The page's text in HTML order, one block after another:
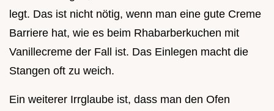
legt. Das ist nicht nötig, wenn man eine gute Creme
Barriere hat, wie es beim Rhabarberkuchen mit
Vanillecreme der Fall ist. Das Einlegen macht die
Stangen oft zu weich.
Ein weiterer Irrglaube ist, dass man den Ofen